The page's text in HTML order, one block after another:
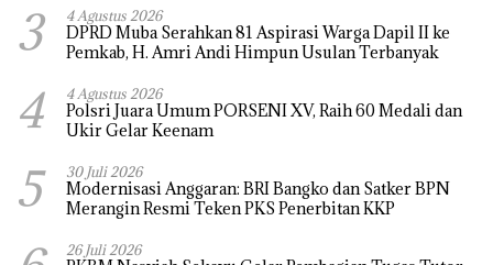
3 4 Agustus 2026
DPRD Muba Serahkan 81 Aspirasi Warga Dapil II ke
Pemkab, H. Amri Andi Himpun Usulan Terbanyak
4 4 Agustus 2026
Polsri Juara Umum PORSENI XV, Raih 60 Medali dan
Ukir Gelar Keenam
5 30 Juli 2026
Modernisasi Anggaran: BRI Bangko dan Satker BPN
Merangin Resmi Teken PKS Penerbitan KKP
26 Juli 2026